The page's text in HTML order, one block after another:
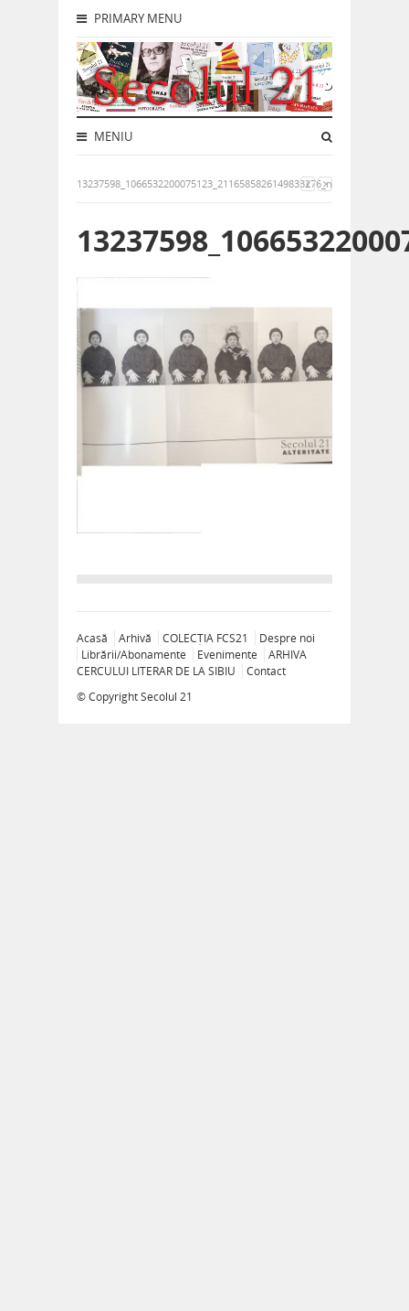
PRIMARY MENU
MENIU
13237598_1066532200075123_2116585826149833276_n
Acasă Arhivă COLECȚIA FCS21
Despre noi
Librării/Abonamente
Evenimente
ARHIVA
CERCULUI LITERAR DE LA SIBIU
Contact
© CopyrightSecolul 21